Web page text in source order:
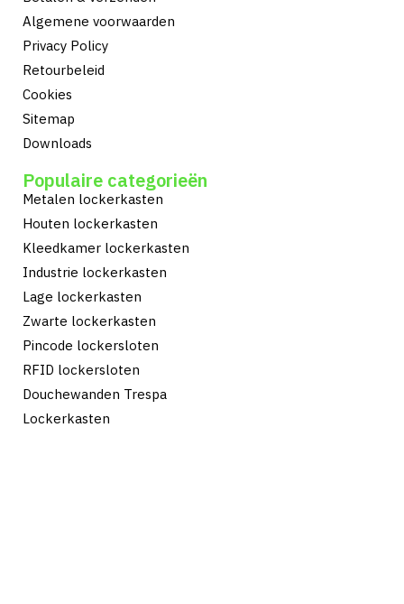
Populaire categorieën
Metalen lockerkasten
Houten lockerkasten
Kleedkamer lockerkasten
Industrie lockerkasten
Lage lockerkasten
Zwarte lockerkasten
Pincode lockersloten
RFID lockersloten
Douchewanden Trespa
Lockerkasten
Algemene voorwaarden
Privacy Policy
Retourbeleid
Cookies
Sitemap
Downloads